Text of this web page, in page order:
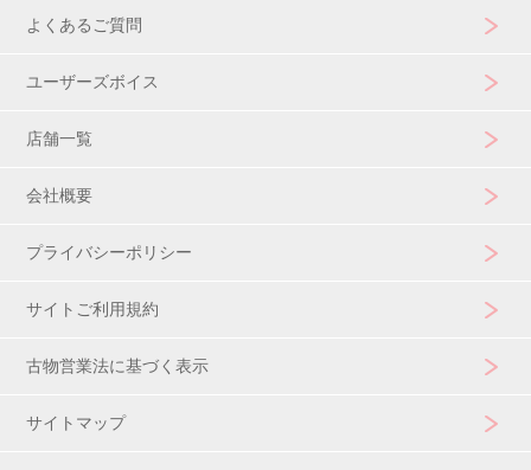
よくあるご質問
ユーザーズボイス
店舗一覧
会社概要
プライバシーポリシー
サイトご利用規約
古物営業法に基づく表示
サイトマップ